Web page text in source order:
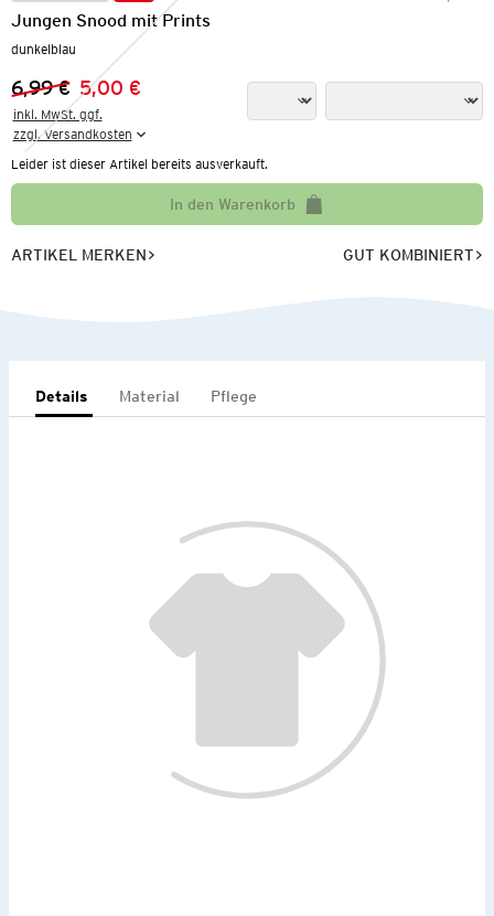
Jungen Snood mit Prints
dunkelblau
Vorheriger Preis:
6,99 €
Neuer Preis:
5,00 €
inkl. MwSt. ggf.
zzgl. Versandkosten
Leider ist dieser Artikel bereits ausverkauft.
In den Warenkorb
ARTIKEL MERKEN GUT KOMBINIERT
Details Material Pflege